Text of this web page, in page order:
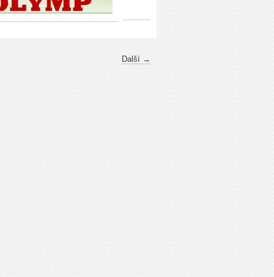
Další →